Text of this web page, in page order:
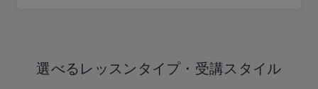
選べるレッスンタイプ・受講スタイル